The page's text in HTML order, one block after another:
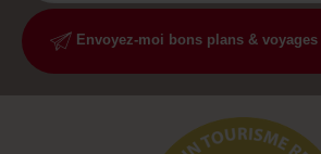
Envoyez-moi bons plans & voyages